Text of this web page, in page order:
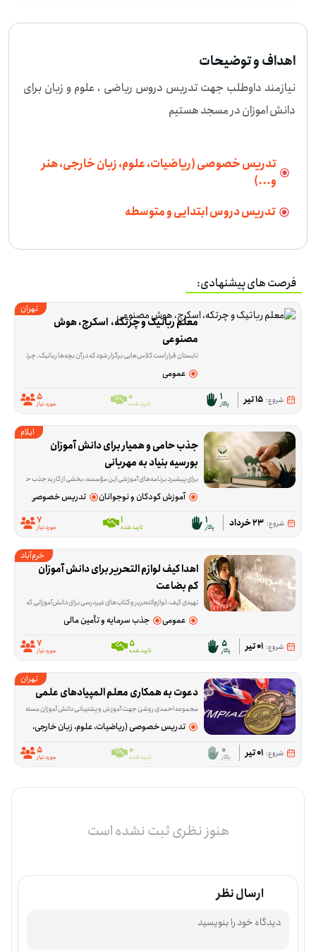
اهداف و توضیحات
نیازمند داوطلب جهت تدریس دروس ریاضی ، علوم و زبان برای
دانش اموزان در مسجد هستیم
تدریس خصوصی (ریاضیات، علوم، زبان خارجی، هنر
و...)
تدریس دروس ابتدایی و متوسطه
فرصت های پیشنهادی:
تهران
مصنوعی
تابستان قرار است کلاس‌هایی برگزار شود که در آن بچه‌ها رباتیک، چرتکه، اسکرچ و هوش مصنوعی را به‌صورت جدی یاد بگیرند. در این فرصت، داوطلبی نیاز است که آموزش را فقط به
عمومی
شروع: 15 تیر 1پاکار 0
تایید شده 5
مورد نیاز
ایلام
بورسیه بنیاد به مهربانی
برای پیشبرد برنامه‌های آموزشی این مؤسسه، بخشی از کار به جذب حامی، بانی و همیار آموزشی اختصاص دارد. داوطلب در این فرصت به معرفی مؤسسه، ارتباط با افراد علاقه‌مند و کمک به
آموزش کودکان و نوجوانان تدریس خصوصی
شروع: 23 خرداد 1پاکار 1تایید شده 7
مورد نیاز
خرم‌آباد
کم بضاعت
تهیه‌ی کیف، لوازم‌التحریر و کتاب‌های غیردرسی برای دانش‌آموزانی که در شروع سال تحصیلی یا در مسیر درس‌خواندن با کمبود روبه‌رو هستند، موضوع اصلی این فرصت است.
عمومی جذب سرمایه و تأمین مالی
شروع: 01 تیر 5
پاکار 5
تایید شده 7
مورد نیاز
تهران
دعوت به همکاری معلم المپیادهای علمی
مجموعه احمدی روشن جهت آموزش و پشتیبانی دانش آموزان مستعد مجموعه
تدریس خصوصی (ریاضیات، علوم، زبان خارجی، هنر و...)
شروع: 01 تیر 0
پاکار 0
تایید شده 5
مورد نیاز
هنوز نظری ثبت نشده است
ارسال نظر